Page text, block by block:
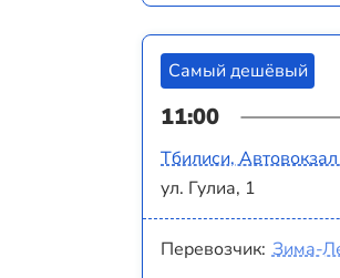
Самый дешёвый
11:00
Тбилиси,
ул. Гулиа, 1
Перевозчик: Зима-